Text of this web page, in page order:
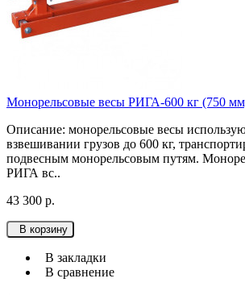
Монорельсовые весы РИГА-600 кг (750
Описание: монорельсовые весы
взвешивании грузов до 600 кг,
подвесным монорельсовым путям.
РИГА вс..
43 300 р.
В корзину
В закладки
В сравнение